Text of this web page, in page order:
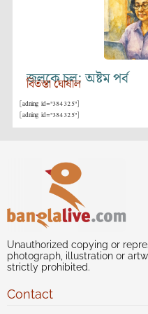
জলকে চল: অষ্টম পর্ব
বিতস্তা ঘোষাল
[adning id="384325"]
[adning id="384325"]
Unauthorized copying or
photograph, illustration or
strictly prohibited.
Contact